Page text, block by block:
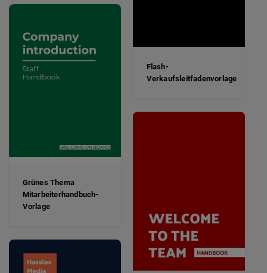
Flash-
Verkaufsleitfadenvorlage
Grünes Thema
Mitarbeiterhandbuch-
Vorlage